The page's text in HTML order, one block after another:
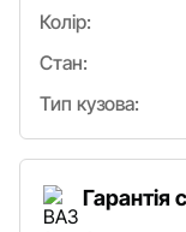
Колір:
Стан:
Тип кузова:
Гарантія